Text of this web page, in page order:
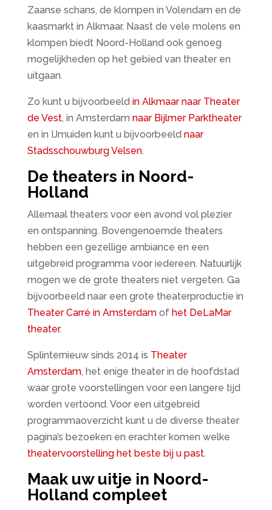
Zaanse schans, de klompen in Volendam en de
kaasmarkt in Alkmaar. Naast de vele molens en
klompen biedt Noord-Holland ook genoeg
mogelijkheden op het gebied van theater en
uitgaan.
Zo kunt u bijvoorbeeld in Alkmaar naar Theater
de Vest, in Amsterdam naar Bijlmer Parktheater
en in IJmuiden kunt u bijvoorbeeld naar
Stadsschouwburg Velsen.
De theaters in Noord-
Holland
Allemaal theaters voor een avond vol plezier
en ontspanning. Bovengenoemde theaters
hebben een gezellige ambiance en een
uitgebreid programma voor iedereen. Natuurlijk
mogen we de grote theaters niet vergeten. Ga
bijvoorbeeld naar een grote theaterproductie in
Theater Carré in Amsterdamof het DeLaMar
theater.
Splinternieuw sinds 2014 is Theater
Amsterdam, het enige theater in de hoofdstad
waar grote voorstellingen voor een langere tijd
worden vertoond. Voor een uitgebreid
programmaoverzicht kunt u de diverse theater
pagina’s bezoeken en erachter komen welke
theatervoorstelling het beste bij u past.
Maak uw uitje in Noord-
Holland compleet